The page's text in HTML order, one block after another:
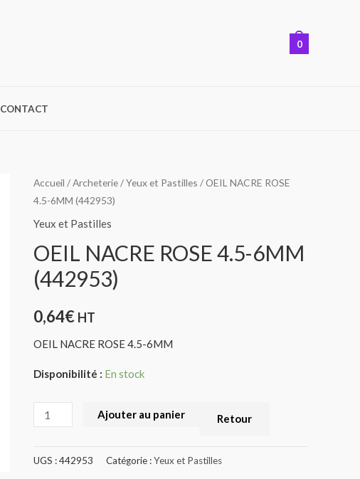
0
CONTACT
Accueil /Archeterie/Yeux et Pastilles / OEIL NACRE ROSE
4.5-6MM (442953)
Yeux et Pastilles
OEIL NACRE ROSE 4.5-6MM
(442953)
0,64€ HT
OEIL NACRE ROSE 4.5-6MM
Disponibilité : En stock
quantité
de
OEIL
ROSE
4.5-
(442953)
Ajouter au panier Retour
UGS :442953 Catégorie :Yeux et Pastilles